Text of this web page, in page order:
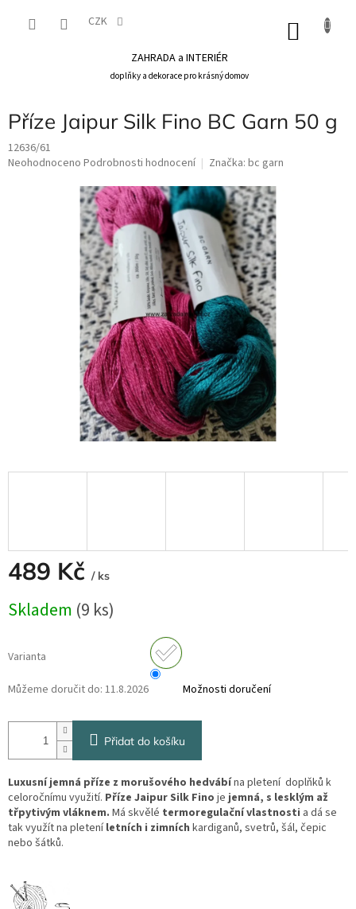
CZK
ZAHRADA a INTERIÉR
doplňky a dekorace pro krásný domov
Příze Jaipur Silk Fino BC Garn 50 g
12636/61
Průměrné
Neohodnoceno Podrobnosti hodnocení Značka: bc garn
489 Kč / ks
cena:
Skladem (9 ks)
Varianta
Můžeme doručit do: 11.8.2026 Možnosti doručení
Přidat do košíku
Luxusní jemná příze z morušového hedvábína pletení doplňků k
celoročnímu využití. Příze Jaipur Silk Fino jejemná, s lesklým až
třpytivým vláknem. Má skvělé termoregulační vlastnosti a dá se
tak využít na pleteníletních i zimních kardiganů, svetrů, šál, čepic
nebo šátků.